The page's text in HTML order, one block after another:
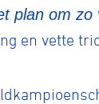
plan om zo
en vette